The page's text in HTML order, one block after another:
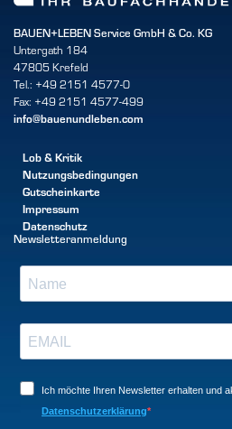
BAUEN+LEBEN Service GmbH & Co. KG
Untergath 184
47805 Krefeld
Tel.: +49 2151 4577-0
Fax: +49 2151 4577-499
info@bauenundleben.com
Lob & Kritik
Nutzungsbedingungen
Gutscheinkarte
Impressum
Datenschutz
Newsletteranmeldung
Ich möchte Ihren Newsletter erhalten und
Datenschutzerklärung